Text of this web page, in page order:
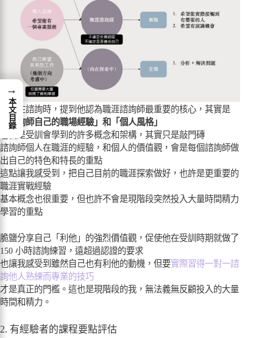
脆鹽在諮詢時，提到他認為職涯諮詢師最重要的核心，其實是
「諮詢師自己的職場經驗」和「個人風格」
也就是受訓會學到的許多概念和架構，其實只是敲門磚
諮詢師個人在職涯的經驗，和個人的價值觀，會是每個諮詢師做
出自己的特色和特長的重點
這點讓我感受到，把自己目前的職涯探索做好，也許是更重要的
職涯實戰經驗
基本概念也很重要，但也許不會是現階段突然投入大量時間精力
學習的重點
脆鹽分享自己「利他」的強烈價值觀，促使他在受訓時期就做了
150 小時諮詢練習，遠超過認證的要求
也讓我感受到雖然自己也有利他的動機，但要實際習得一對一諮
詢他人熟練而專業的技巧
才是真正的門檻。這也是現階段的我，無法義無反顧投入的大量
時間和精力。
2. 有經驗者的課程要點評估
→
本文目錄